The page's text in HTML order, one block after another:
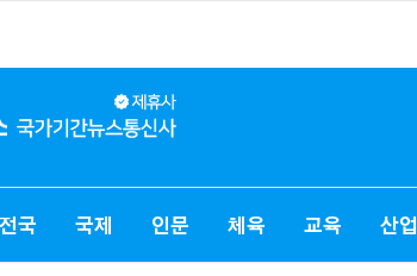
전국 국제 인문 체육 교육 산업